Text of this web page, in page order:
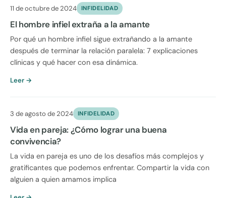
11 de octubre de 2024 INFIDELIDAD
El hombre infiel extraña a la amante
Por qué un hombre infiel sigue extrañando a la amante
después de terminar la relación paralela: 7 explicaciones
clínicas y qué hacer con esa dinámica.
Leer →
3 de agosto de 2024 INFIDELIDAD
Vida en pareja: ¿Cómo lograr una buena
convivencia?
La vida en pareja es uno de los desafíos más complejos y
gratificantes que podemos enfrentar. Compartir la vida con
alguien a quien amamos implica